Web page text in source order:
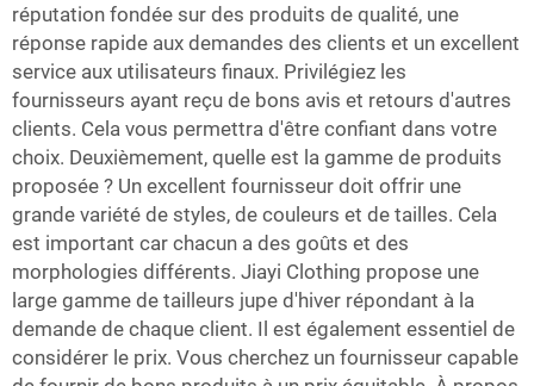
réputation fondée sur des produits de qualité, une
réponse rapide aux demandes des clients et un excellent
service aux utilisateurs finaux. Privilégiez les
fournisseurs ayant reçu de bons avis et retours d'autres
clients. Cela vous permettra d'être confiant dans votre
choix. Deuxièmement, quelle est la gamme de produits
proposée ? Un excellent fournisseur doit offrir une
grande variété de styles, de couleurs et de tailles. Cela
est important car chacun a des goûts et des
morphologies différents. Jiayi Clothing propose une
large gamme de tailleurs jupe d'hiver répondant à la
demande de chaque client. Il est également essentiel de
considérer le prix. Vous cherchez un fournisseur capable